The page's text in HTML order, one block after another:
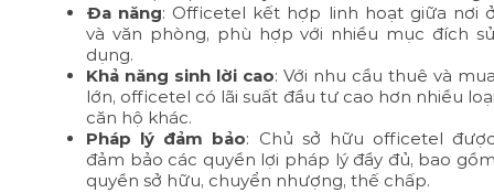
Đa năng: Officetel kết hợp linh hoạt giữa nơi
và văn phòng, phù hợp với nhiều mục đích
dụng.
Khả năng sinh lời cao: Với nhu cầu thuê và
lớn, officetel có lãi suất đầu tư cao hơn nhiều
căn hộ khác.
Pháp lý đảm bảo: Chủ sở hữu officetel
đảm bảo các quyền lợi pháp lý đầy đủ, bao
quyền sở hữu, chuyển nhượng, thế chấp.